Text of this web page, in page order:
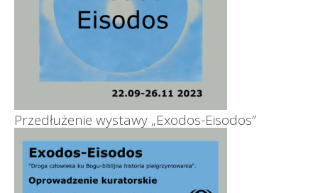
Przedłużenie wystawy „Exodos-Eisodos”